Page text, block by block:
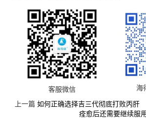
客服微信
海
上一篇 如何正确选择吉三代彻底打败丙肝
痊愈后还需要继续服